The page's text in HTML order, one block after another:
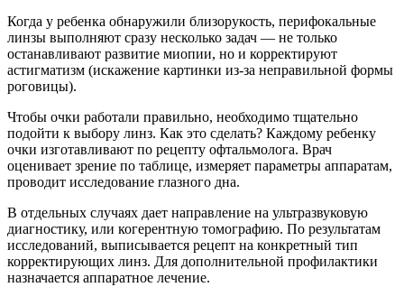
Когда у ребенка обнаружили близорукость, перифокальные
линзы выполняют сразу несколько задач — не только
останавливают развитие миопии, но и корректируют
астигматизм (искажение картинки из-за неправильной формы
роговицы).
Чтобы очки работали правильно, необходимо тщательно
подойти к выбору линз. Как это сделать? Каждому ребенку
очки изготавливают по рецепту офтальмолога. Врач
оценивает зрение по таблице, измеряет параметры аппаратам,
проводит исследование глазного дна.
В отдельных случаях дает направление на ультразвуковую
диагностику, или когерентную томографию. По результатам
исследований, выписывается рецепт на конкретный тип
корректирующих линз. Для дополнительной профилактики
назначается аппаратное лечение.